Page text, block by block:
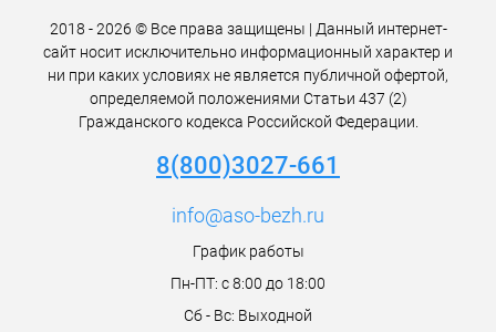
2018 - 2026 © Все права защищены | Данный интернет-
сайт носит исключительно информационный характер и
ни при каких условиях не является публичной офертой,
определяемой положениями Статьи 437 (2)
Гражданского кодекса Российской Федерации.
8(800)3027-661
info@aso-bezh.ru
График работы
Пн-ПТ: с 8:00 до 18:00
Сб - Вс: Выходной